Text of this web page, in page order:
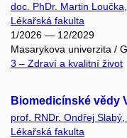
doc. PhDr. Martin Loučka,
Lékařská fakulta
1/2026 — 12/2029
Masarykova univerzita /
3 – Zdraví a kvalitní život
Biomedicínské vědy
prof. RNDr. Ondřej Slabý,
Lékařská fakulta